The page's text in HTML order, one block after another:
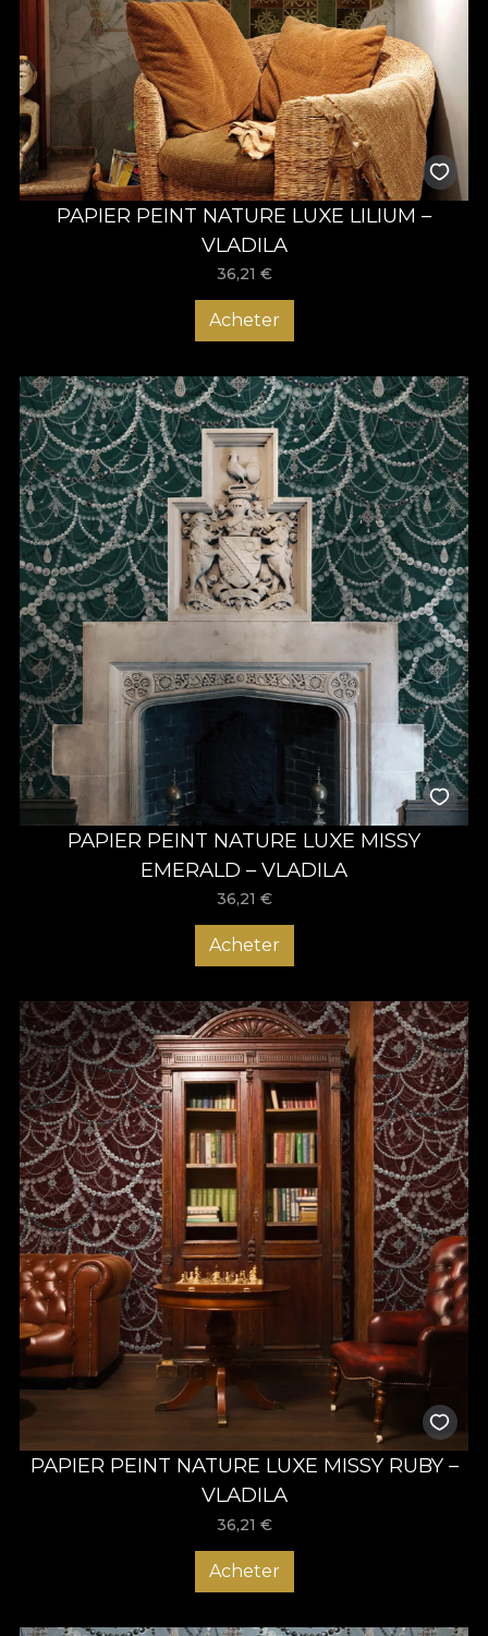
PAPIER PEINT NATURE LUXE LILIUM –
VLADILA
36,21 €
Acheter
PAPIER PEINT NATURE LUXE MISSY
EMERALD – VLADILA
36,21 €
Acheter
PAPIER PEINT NATURE LUXE MISSY RUBY –
VLADILA
36,21 €
Acheter